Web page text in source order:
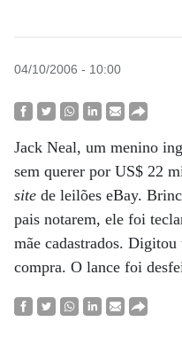
04/10/2006 - 10:00
Jack Neal, um menino
sem querer por US$ 22
site de leilões eBay.
pais notarem, ele foi
mãe cadastrados.
compra. O lance foi